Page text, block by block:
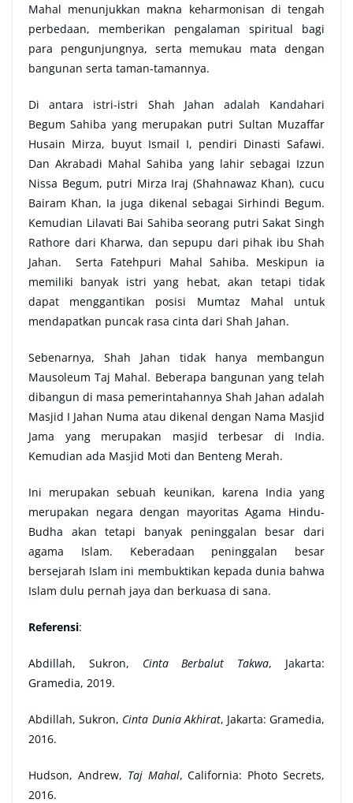
Mahal menunjukkan makna keharmonisan di tengah
perbedaan, memberikan pengalaman spiritual bagi
para pengunjungnya, serta memukau mata dengan
bangunan serta taman-tamannya.
Di antara istri-istri Shah Jahan adalah Kandahari
Begum Sahiba yang merupakan putri Sultan Muzaffar
Husain Mirza, buyut Ismail I, pendiri Dinasti Safawi.
Dan Akrabadi Mahal Sahiba yang lahir sebagai Izzun
Nissa Begum, putri Mirza Iraj (Shahnawaz Khan), cucu
Bairam Khan, Ia juga dikenal sebagai Sirhindi Begum.
Kemudian Lilavati Bai Sahiba seorang putri Sakat Singh
Rathore dari Kharwa, dan sepupu dari pihak ibu Shah
Jahan. Serta Fatehpuri Mahal Sahiba. Meskipun ia
memiliki banyak istri yang hebat, akan tetapi tidak
dapat menggantikan posisi Mumtaz Mahal untuk
mendapatkan puncak rasa cinta dari Shah Jahan.
Sebenarnya, Shah Jahan tidak hanya membangun
Mausoleum Taj Mahal. Beberapa bangunan yang telah
dibangun di masa pemerintahannya Shah Jahan adalah
Masjid I Jahan Numa atau dikenal dengan Nama Masjid
Jama yang merupakan masjid terbesar di India.
Kemudian ada Masjid Moti dan Benteng Merah.
Ini merupakan sebuah keunikan, karena India yang
merupakan negara dengan mayoritas Agama Hindu-
Budha akan tetapi banyak peninggalan besar dari
agama Islam. Keberadaan peninggalan besar
bersejarah Islam ini membuktikan kepada dunia bahwa
Islam dulu pernah jaya dan berkuasa di sana.
Referensi:
Abdillah, Sukron, Cinta Berbalut Takwa, Jakarta:
Gramedia, 2019.
Abdillah, Sukron, Cinta Dunia Akhirat, Jakarta: Gramedia,
2016.
Hudson, Andrew, Taj Mahal, California: Photo Secrets,
2016.